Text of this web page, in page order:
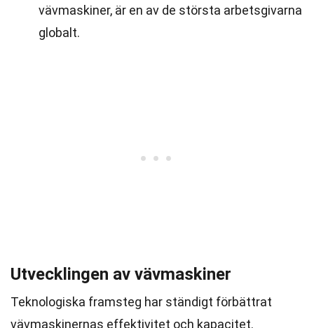
vävmaskiner, är en av de största arbetsgivarna
globalt.
Utvecklingen av vävmaskiner
Teknologiska framsteg har ständigt förbättrat
vävmaskinernas effektivitet och kapacitet.